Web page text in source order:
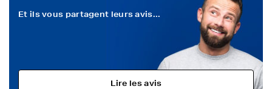
Et ils vous partagent leurs avis...
Lire les avis